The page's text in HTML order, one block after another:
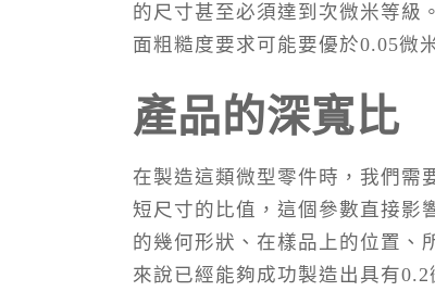
的尺寸甚至必須達到次微米等級
面粗糙度要求可能要優於0.05微
產品的深寬比
在製造這類微型零件時，我們需
短尺寸的比值，這個參數直接影
的幾何形狀、在樣品上的位置、
來說已經能夠成功製造出具有